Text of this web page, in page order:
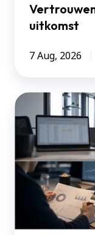
uitkomst
7 Aug, 2026
Kennis
die
met
iemand
meeloopt: